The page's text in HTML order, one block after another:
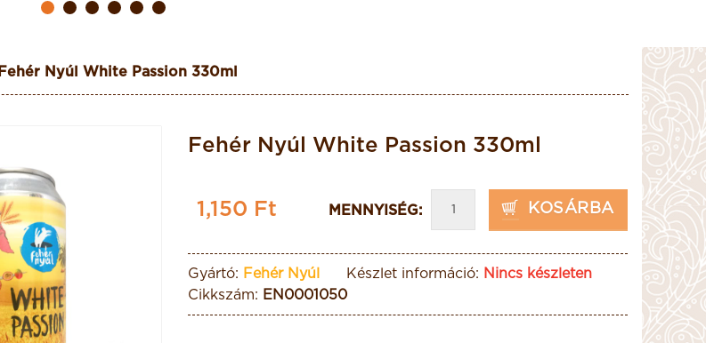
Fehér Nyúl White Passion 330ml
Fehér Nyúl White Passion 330ml
1,150 Ft MENNYISÉG: KOSÁRBA
Gyártó: Fehér Nyúl Készlet információ: Nincs készleten
Cikkszám: EN0001050